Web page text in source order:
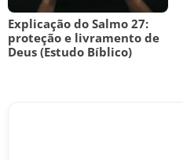
Explicação do Salmo 27:
proteção e livramento de
Deus (Estudo Bíblico)